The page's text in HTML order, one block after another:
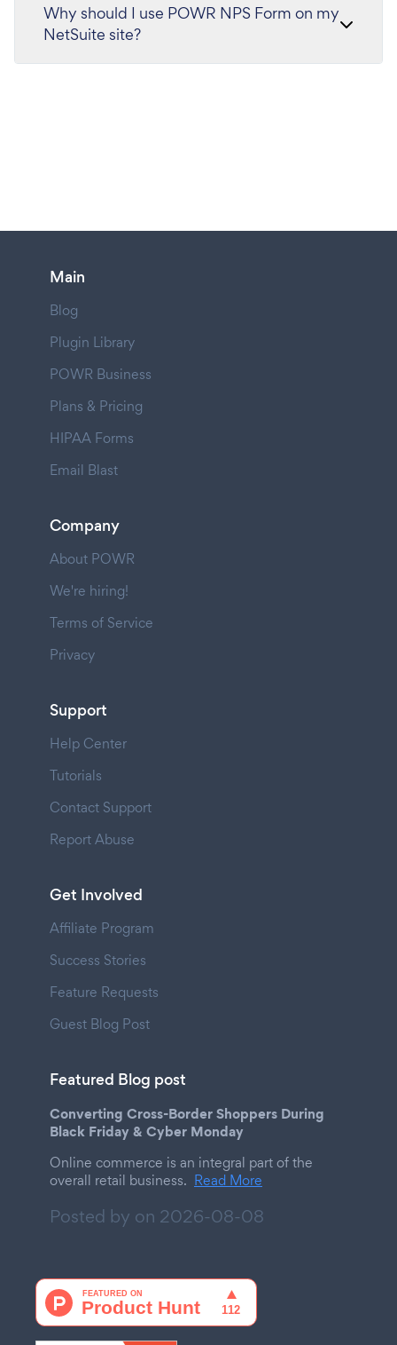
Why should I use POWR NPS Form on my
NetSuite site?
Main
Blog
Plugin Library
POWR Business
Plans & Pricing
HIPAA Forms
Email Blast
Company
About POWR
We're hiring!
Terms of Service
Privacy
Support
Help Center
Tutorials
Contact Support
Report Abuse
Get Involved
Affiliate Program
Success Stories
Feature Requests
Guest Blog Post
Featured Blog post
Converting Cross-Border Shoppers During
Black Friday & Cyber Monday
Online commerce is an integral part of the
overall retail business. Read More
Posted by on 2026-08-08